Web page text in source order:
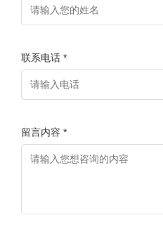
联系电话 *
留言内容 *